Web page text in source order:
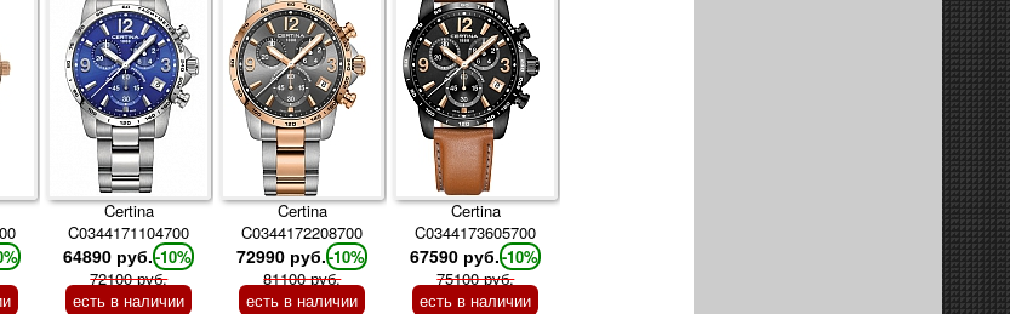
Certina
C0344171104700
64890 руб.-10%
72100 руб.
есть в наличии
Certina
C0344172208700
72990 руб.-10%
81100 руб.
есть в наличии
Certina
C0344173605700
67590 руб.-10%
75100 руб.
есть в наличии